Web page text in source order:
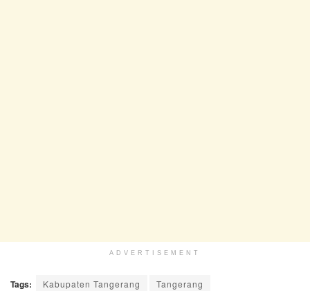
ADVERTISEMENT
Tags: Kabupaten Tangerang
Tangerang